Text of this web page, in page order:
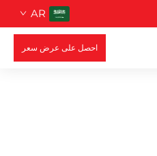
AR
احصل على عرض سعر